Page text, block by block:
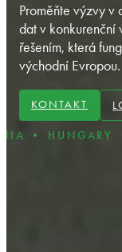
Proměňte výzvy v
dat v konkurenční
řešením, která
východní Evropou.
KONTAKT
•